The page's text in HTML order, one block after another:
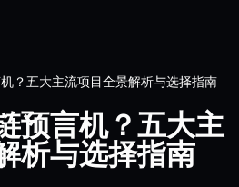
？五大主流项目全景解析与选择指南
预言机？五大主
析与选择指南